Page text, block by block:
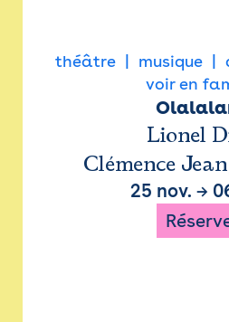
théâtre musique
voir en
Lionel
Clémence
25 nov. →